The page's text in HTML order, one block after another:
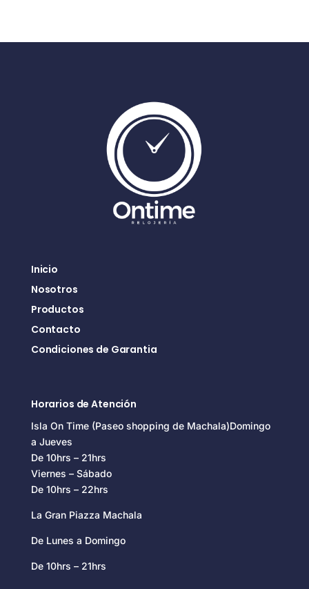
Inicio
Nosotros
Productos
Contacto
Condiciones de Garantia
Horarios de Atención
Isla On Time (Paseo shopping de Machala)Domingo
a Jueves
De 10hrs – 21hrs
Viernes – Sábado
De 10hrs – 22hrs
La Gran Piazza Machala
De Lunes a Domingo
De 10hrs – 21hrs